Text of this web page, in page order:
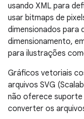
usando XML para
usar bitmaps de
dimensionados para
dimensionamento,
para ilustrações
Gráficos vetoriais
arquivos SVG
não oferece
converter os